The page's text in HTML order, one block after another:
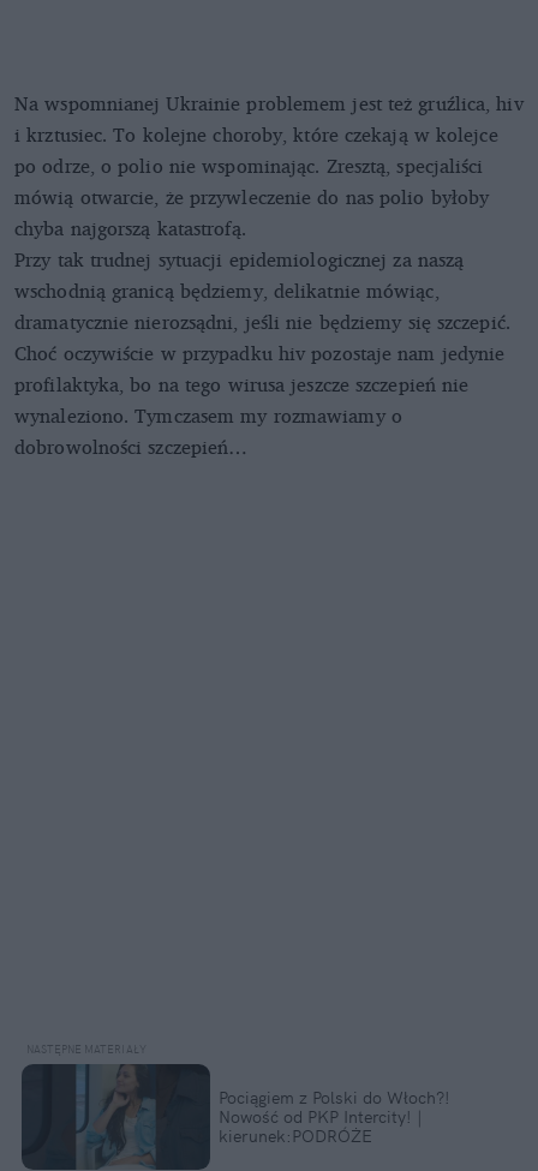
Na wspomnianej Ukrainie problemem jest też gruźlica, hiv
i krztusiec. To kolejne choroby, które czekają w kolejce
po odrze, o polio nie wspominając. Zresztą, specjaliści
mówią otwarcie, że przywleczenie do nas polio byłoby
chyba najgorszą katastrofą.
Przy tak trudnej sytuacji epidemiologicznej za naszą
wschodnią granicą będziemy, delikatnie mówiąc,
dramatycznie nierozsądni, jeśli nie będziemy się szczepić.
Choć oczywiście w przypadku hiv pozostaje nam jedynie
profilaktyka, bo na tego wirusa jeszcze szczepień nie
wynaleziono. Tymczasem my rozmawiamy o
dobrowolności szczepień…
Pociągiem z Polski do Włoch?!
Nowość od PKP Intercity! |
kierunek:PODRÓŻE